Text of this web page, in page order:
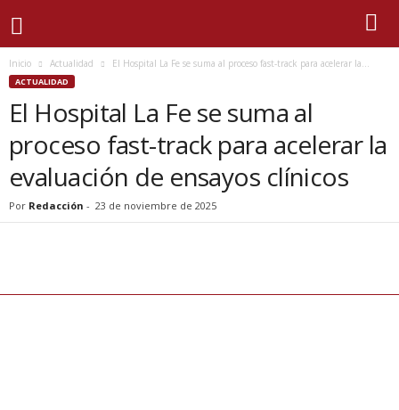
Inicio Actualidad El Hospital La Fe se suma al proceso fast-track para acelerar la...
ACTUALIDAD
El Hospital La Fe se suma al
proceso fast-track para acelerar la
evaluación de ensayos clínicos
Por Redacción - 23 de noviembre de 2025